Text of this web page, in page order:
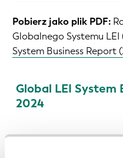
Pobierz jako plik PDF:
Globalnego Systemu LEI
System Business Report
Global LEI System
2024